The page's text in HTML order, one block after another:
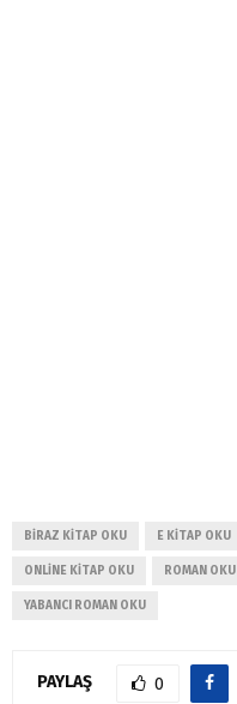
BIRAZ KITAP OKU E KITAP OKU
ONLINE KITAP OKU ROMAN OKU
YABANCI ROMAN OKU
PAYLAŞ 0